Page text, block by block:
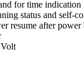
for time indication
status and self-
resume after power